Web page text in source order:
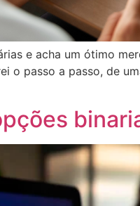
e acha um ótimo
o passo a passo, de